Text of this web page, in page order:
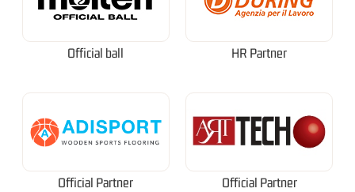
Official ball HR Partner
Official Partner Official Partner